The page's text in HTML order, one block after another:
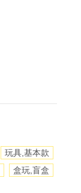
玩具,基本款
盒玩,盲盒